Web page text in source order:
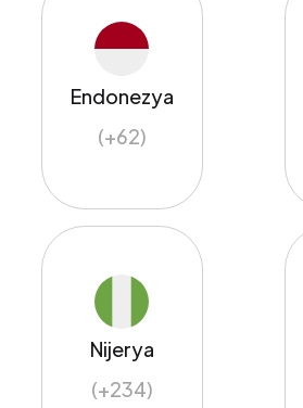
Endonezya
(+62)
Nijerya
(+234)